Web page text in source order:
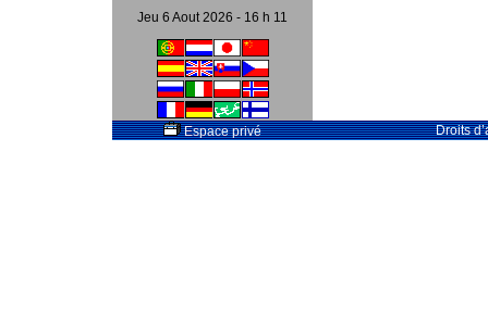
Jeu 6 Aout 2026 - 16 h 11
Espace privé Droits